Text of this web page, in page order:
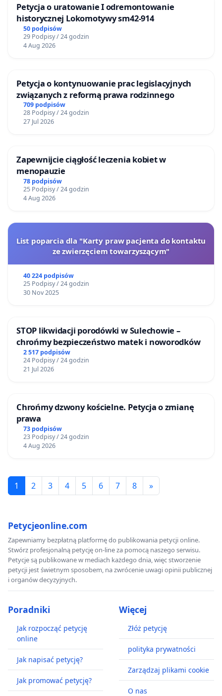
Petycja o uratowanie I odremontowanie
historycznej Lokomotywy sm42-914
50 podpisów
29 Podpisy / 24 godzin
4 Aug 2026
Petycja o kontynuowanie prac legislacyjnych
związanych z reformą prawa rodzinnego
709 podpisów
28 Podpisy / 24 godzin
27 Jul 2026
Zapewnijcie ciągłość leczenia kobiet w
menopauzie
78 podpisów
25 Podpisy / 24 godzin
4 Aug 2026
List poparcia dla "Karty praw pacjenta do kontaktu
ze zwierzęciem towarzyszącym"
40 224 podpisów
25 Podpisy / 24 godzin
30 Nov 2025
STOP likwidacji porodówki w Sulechowie –
chrońmy bezpieczeństwo matek i noworodków
2 517 podpisów
24 Podpisy / 24 godzin
21 Jul 2026
Chrońmy dzwony kościelne. Petycja o zmianę
prawa
73 podpisów
23 Podpisy / 24 godzin
4 Aug 2026
1 2 3 4 5 6 7 8 »
Petycjeonline.com
Zapewniamy bezpłatną platformę do publikowania petycji online.
Stwórz profesjonalną petycję on-line za pomocą naszego serwisu.
Petycje są publikowane w mediach każdego dnia, więc stworzenie
petycji jest świetnym sposobem, na zwrócenie uwagi opinii publicznej
i organów decyzyjnych.
Poradniki
Jak rozpocząć petycję
online
Jak napisać petycję?
Jak promować petycję?
Więcej
Złóż petycję
polityka prywatności
Zarządzaj plikami cookie
O nas